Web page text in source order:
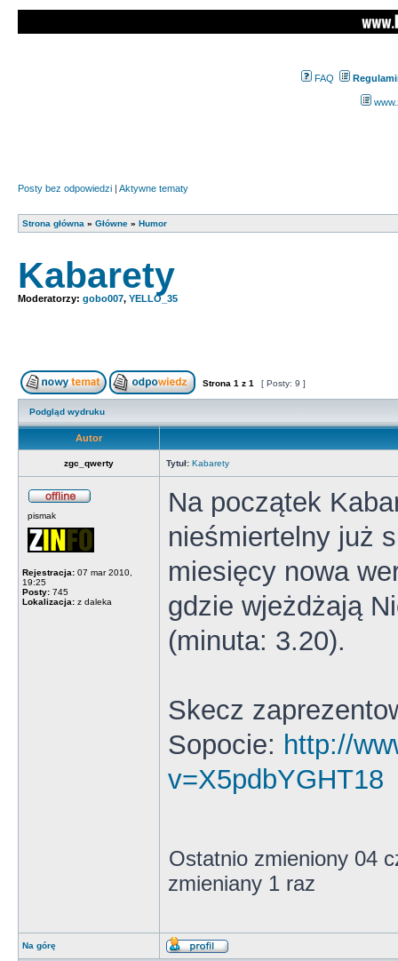
FAQ
Posty bez odpowiedzi | Aktywne tematy
Strona główna » Główne » Humor
Kabarety
Moderatorzy: gobo007, YELLO_35
Strona 1 z 1 [ Posty: 9 ]
Podgląd wydruku
Autor
zgc_qwerty Tytuł: Kabarety
pismak
Rejestracja: 07 mar 2010,
19:25
Posty: 745
Lokalizacja: z daleka
Na początek
nieśmiertelny już
miesięcy nowa
gdzie wjeżdżają
(minuta: 3.20).
Skecz
Sopocie: http://
v=X5pdbYGHT18
Ostatnio zmieniony 04
zmieniany 1 raz
Na górę